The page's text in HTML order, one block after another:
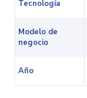
Tecnología
Modelo de
negocio
Año